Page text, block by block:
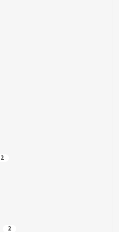
2
2